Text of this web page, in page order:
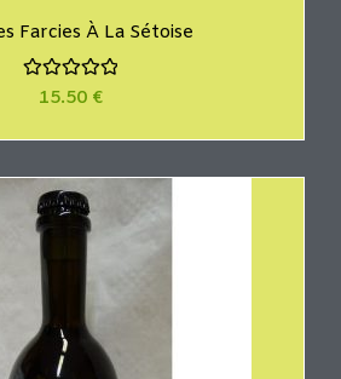
Farcies À La Sétoise
e
s
15.50 €